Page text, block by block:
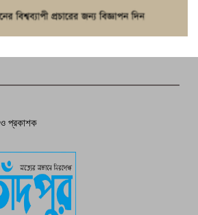
পচা দুর্গন্ধে ৯৯৯-এ ফোন, ফরিদগঞ্জে
অর্ধগলিত লাশ উদ্ধার
ও প্রকাশক